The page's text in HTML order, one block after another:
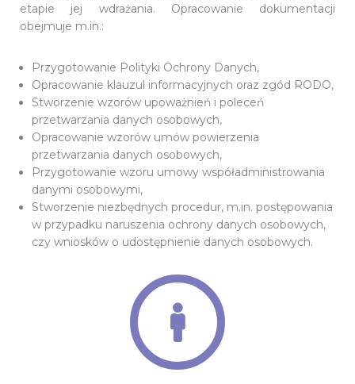
etapie jej wdrażania. Opracowanie dokumentacji
obejmuje m.in.:
Przygotowanie Polityki Ochrony Danych,
Opracowanie klauzul informacyjnych oraz zgód RODO,
Stworzenie wzorów upoważnień i poleceń
przetwarzania danych osobowych,
Opracowanie wzorów umów powierzenia
przetwarzania danych osobowych,
Przygotowanie wzoru umowy współadministrowania
danymi osobowymi,
Stworzenie niezbędnych procedur, m.in. postępowania
w przypadku naruszenia ochrony danych osobowych,
czy wniosków o udostępnienie danych osobowych.